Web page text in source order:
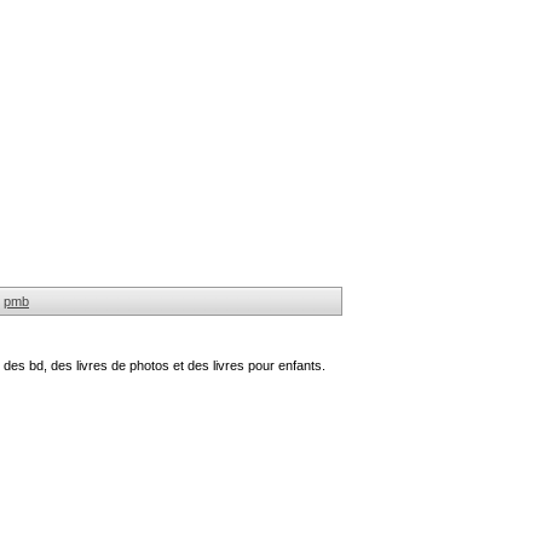
pmb
bd, des livres de photos et des livres pour enfants.